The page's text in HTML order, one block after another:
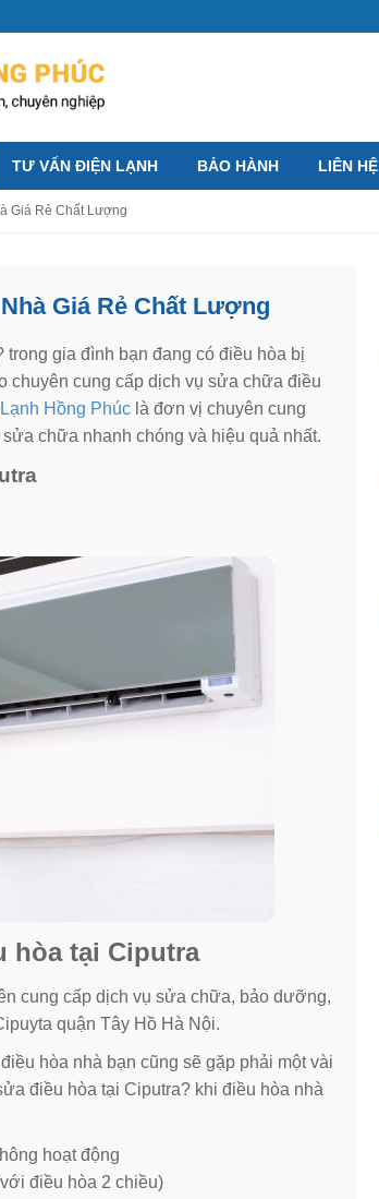
TƯ VẤN ĐIỆN LẠNH BẢO HÀNH LIÊN HỆ
Giá Rẻ Chất Lượng
Giá Rẻ Chất Lượng
gia đình bạn đang có điều hòa bị
chuyên cung cấp dịch vụ sửa chữa điều
Hồng Phúc là đơn vị chuyên cung
chữa nhanh chóng và hiệu quả nhất.
hòa tại Ciputra
cung cấp dịch vụ sửa chữa, bảo dưỡng,
quận Tây Hồ Hà Nội.
hòa nhà bạn cũng sẽ gặp phải một vài
điều hòa tại Ciputra? khi điều hòa nhà
hoạt động
điều hòa 2 chiều)